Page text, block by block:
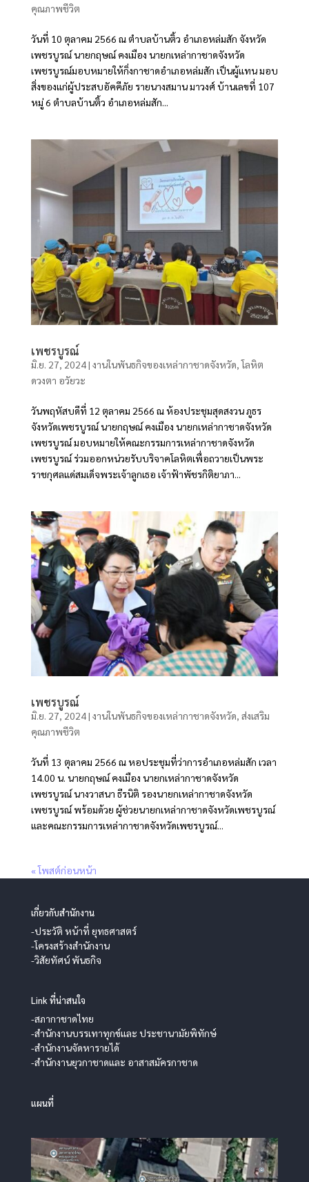
คุณภาพชีวิต
วันที่ 10 ตุลาคม 2566 ณ ตำบลบ้านติ้ว อำเภอหล่มสัก จังหวัด
เพชรบูรณ์ นายกฤษณ์ คงเมือง นายกเหล่ากาชาดจังหวัด
เพชรบูรณ์มอบหมายให้กิ่งกาชาดอำเภอหล่มสัก เป็นผู้แทน มอบ
สิ่งของแก่ผู้ประสบอัคคีภัย รายนางสมาน มาวงศ์ บ้านเลขที่ 107
หมู่ 6 ตำบลบ้านติ้ว อำเภอหล่มสัก...
เพชรบูรณ์
มิ.ย. 27, 2024| งานในพันธกิจของเหล่ากาชาดจังหวัด,โลหิต
ดวงตา อวัยวะ
วันพฤหัสบดีที่ 12 ตุลาคม 2566 ณ ห้องประชุมสุดสงวน ภูธร
จังหวัดเพชรบูรณ์ นายกฤษณ์ คงเมือง นายกเหล่ากาชาดจังหวัด
เพชรบูรณ์ มอบหมายให้คณะกรรมการเหล่ากาชาดจังหวัด
เพชรบูรณ์ ร่วมออกหน่วยรับบริจาคโลหิตเพื่อถวายเป็นพระ
ราชกุศลแด่สมเด็จพระเจ้าลูกเธอ เจ้าฟ้าพัชรกิติยาภา...
เพชรบูรณ์
มิ.ย. 27, 2024| งานในพันธกิจของเหล่ากาชาดจังหวัด, ส่งเสริม
คุณภาพชีวิต
วันที่ 13 ตุลาคม 2566 ณ หอประชุมที่ว่าการอำเภอหล่มสัก เวลา
14.00 น. นายกฤษณ์ คงเมือง นายกเหล่ากาชาดจังหวัด
เพชรบูรณ์ นางวาสนา ธีรนิติ รองนายกเหล่ากาชาดจังหวัด
เพชรบูรณ์ พร้อมด้วย ผู้ช่วยนายกเหล่ากาชาดจังหวัดเพชรบูรณ์
และคณะกรรมการเหล่ากาชาดจังหวัดเพชรบูรณ์...
« โพสต์ก่อนหน้า
เกี่ยวกับสำนักงาน
-ประวัติ หน้าที่ ยุทธศาสตร์
-โครงสร้างสำนักงาน
-วิสัยทัศน์ พันธกิจ
Link ที่น่าสนใจ
-สภากาชาดไทย
-สำนักงานบรรเทาทุกข์และ ประชานามัยพิทักษ์
-สำนักงานจัดหารายได้
-สำนักงานยุวกาชาดและ อาสาสมัครกาชาด
แผนที่